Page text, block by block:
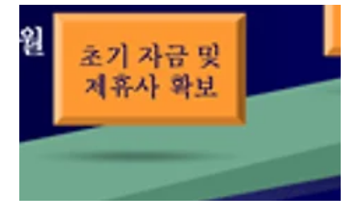
거든요. 이럴땐 정말 입에서 육두 문자가 절로 튀어나옵니다...ㅎㅎ 서론이 너무
길어서 죄송...ㅎㅎ 본론으로 들어가겠습니다. 먼저 샘플로 올려놓은 파일을 다
운로드 받아 먼저 보신 후 이 글을 읽어주십시오. 그게 더 이해가 빠르리라 생각
이 됩니다. 오늘은 가상의 주제로 "지역별 축제"라는 제목으로 만들어보도록
하겠습니다. 본격적인 작업..